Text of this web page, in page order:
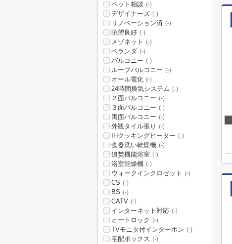
ペット相談 (-)
デザイナーズ (-)
リノベーション済 (-)
眺望良好 (-)
メゾネット (-)
ベランダ (-)
バルコニー (-)
ルーフバルコニー (-)
オール電化 (-)
24時間換気システム (-)
２面バルコニー (-)
３面バルコニー (-)
両面バルコニー (-)
外観タイル張り (-)
IHクッキングヒーター (-)
食器洗い乾燥機 (-)
追焚機能浴室 (-)
浴室乾燥機 (-)
ウォークインクロゼット (-)
CS (-)
BS (-)
CATV (-)
インターネット対応 (-)
オートロック (-)
TVモニタ付インターホン (-)
宅配ボックス (-)